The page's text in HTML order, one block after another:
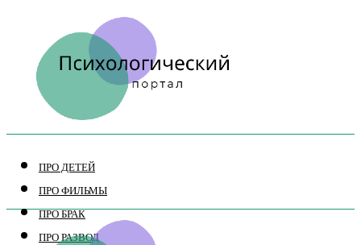
ПРО ДЕТЕЙ
ПРО ФИЛЬМЫ
ПРО БРАК
ПРО РАЗВОД